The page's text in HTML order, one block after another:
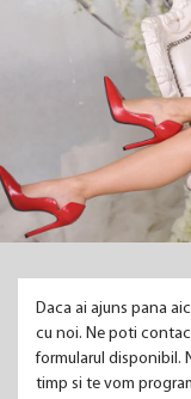
Daca ai ajuns pana
cu noi. Ne poti
formularul disponibil.
timp si te vom